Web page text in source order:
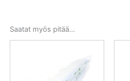
Saatat myös pitää...